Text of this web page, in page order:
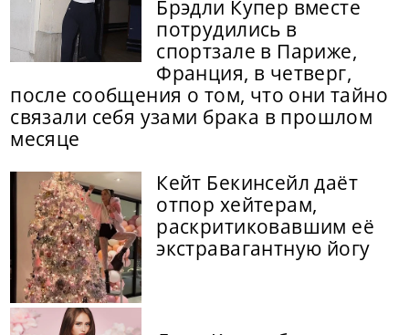
Брэдли Купер вместе
потрудились в
спортзале в Париже,
Франция, в четверг,
после сообщения о том, что они тайно
связали себя узами брака в прошлом
месяце
Кейт Бекинсейл даёт
отпор хейтерам,
раскритиковавшим её
экстравагантную йогу